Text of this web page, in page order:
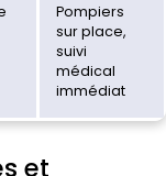
Pompiers
sur place,
suivi
médical
immédiat
et